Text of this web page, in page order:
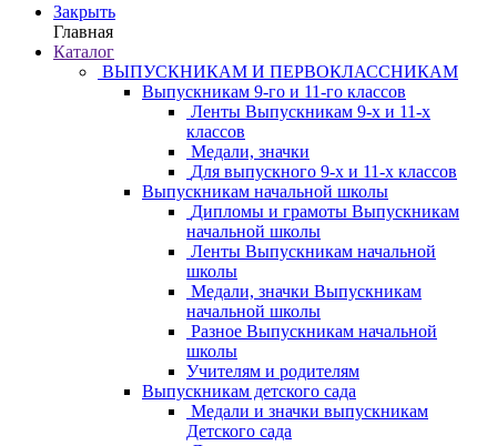
Закрыть
Главная
Каталог
ВЫПУСКНИКАМ И ПЕРВОКЛАССНИКАМ
Выпускникам 9-го и 11-го классов
Ленты Выпускникам 9-х и 11-х
классов
Медали, значки
Для выпускного 9-х и 11-х классов
Выпускникам начальной школы
Дипломы и грамоты Выпускникам
начальной школы
Ленты Выпускникам начальной
школы
Медали, значки Выпускникам
начальной школы
Разное Выпускникам начальной
школы
Учителям и родителям
Выпускникам детского сада
Медали и значки выпускникам
Детского сада